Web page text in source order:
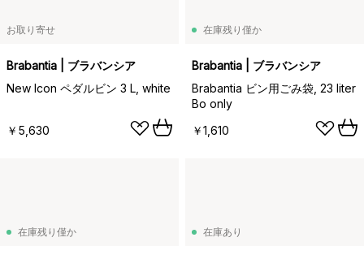
お取り寄せ
Brabantia | ブラバンシア
New Icon ペダルビン 3 L, white
￥5,630
在庫残り僅か
Brabantia | ブラバンシア
Brabantia ビン用ごみ袋, 23 liter
Bo only
￥1,610
在庫残り僅か 在庫あり